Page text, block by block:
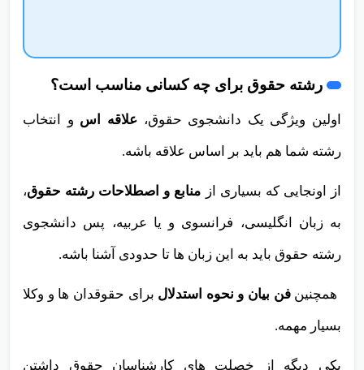
رشته حقوق برای چه کسانی مناسب است؟
اولین ویژگی یک دانشجوی حقوق،علاقه اس
رشته شما هم باید بر اساس علاقه باشه.
از اونجایی که بسیاری ازمنابع و اصطلاحات رشته حقوق،
به زبان انگلیسی، فرانسوی و یا عربیه، پس دانشجوی
رشته حقوق باید به این زبان ها تا حدودی آشنا باشه.
همچنینفن بیان و نحوه استدلال
بسیار مهمه